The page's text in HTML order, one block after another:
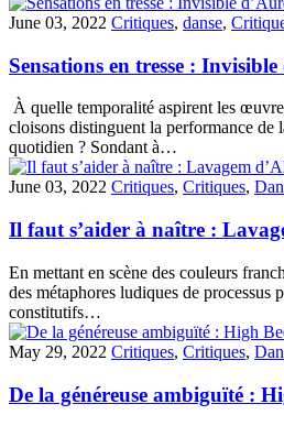
June 03, 2022 Critiques, danse,
Sensations en tresse :
À quelle temporalité aspirent les
cloisons distinguent la performance de
quotidien ? Sondant à…
June 03, 2022 Critiques, Critiques,
Il faut s’aider à naître :
En mettant en scène des couleurs
des métaphores ludiques de processus
constitutifs…
May 29, 2022 Critiques, Critiques,
De la généreuse ambiguïté :